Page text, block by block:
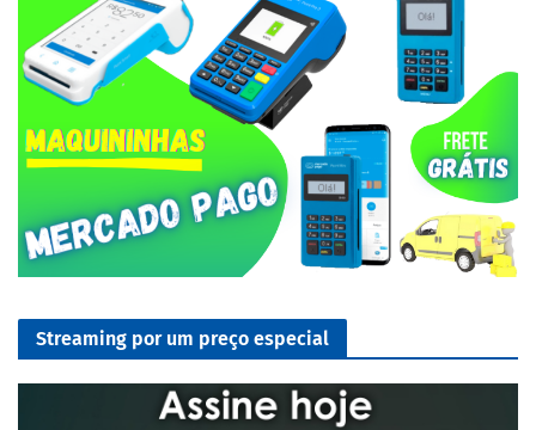
Streaming por um preço especial